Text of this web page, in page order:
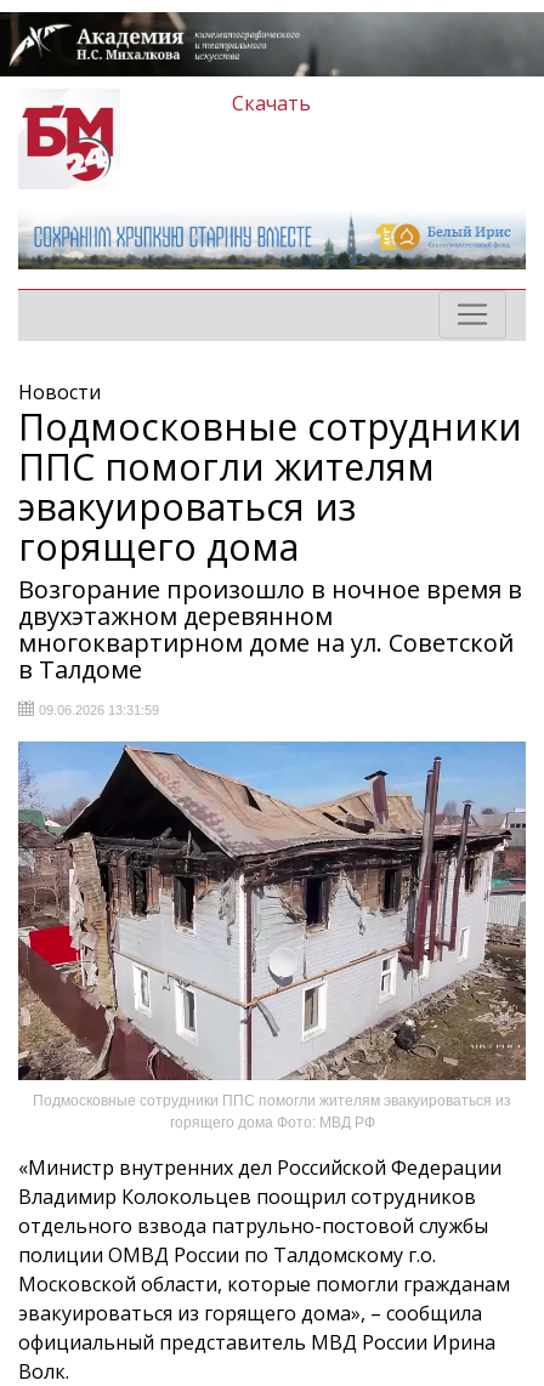
Скачать
Новости
Подмосковные сотрудники
ППС помогли жителям
эвакуироваться из
горящего дома
Возгорание произошло в ночное время в
двухэтажном деревянном
многоквартирном доме на ул. Советской
в Талдоме
09.06.2026 13:31:59
Подмосковные сотрудники ППС помогли жителям эвакуироваться из
горящего дома Фото: МВД РФ
«Министр внутренних дел Российской Федерации
Владимир Колокольцев поощрил сотрудников
отдельного взвода патрульно-постовой службы
полиции ОМВД России по Талдомскому г.о.
Московской области, которые помогли гражданам
эвакуироваться из горящего дома», – сообщила
официальный представитель МВД России Ирина
Волк.